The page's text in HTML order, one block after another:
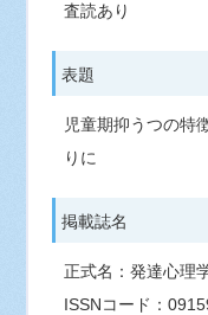
査読あり
表題
児童期抑うつの特
りに
掲載誌名
正式名：発達心理
ISSNコード：